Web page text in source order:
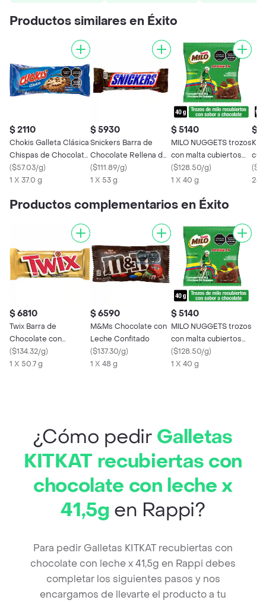
Productos similares en Éxito
$ 2110
Chokis Galleta Clásica
Chispas de Chocolate
37 g
($57.03/g)
1 X 37.0 g
$ 5930
Snickers Barra de
Chocolate Rellena de
Caramelo
($111.89/g)
1 X 53 g
$ 5140
MILO NUGGETS trozos
con malta cubiertos
sabor chocolate x 40g
($128.50/g)
1 X 40 g
$
24
(
24
Productos complementarios en Éxito
$ 6810
Twix Barra de
Chocolate con
Caramelo y Galleta
($134.32/g)
1 X 50.7 g
$ 6590
M&Ms Chocolate con
Leche Confitado
($137.30/g)
1 X 48 g
$ 5140
MILO NUGGETS trozos
con malta cubiertos
sabor chocolate x 40g
($128.50/g)
1 X 40 g
¿Cómo pedir Galletas
KITKAT recubiertas con
chocolate con leche x
41,5g en Rappi?
Para pedir Galletas KITKAT recubiertas con
chocolate con leche x 41,5g en Rappi debes
completar los siguientes pasos y nos
encargamos de llevarte el producto a tu